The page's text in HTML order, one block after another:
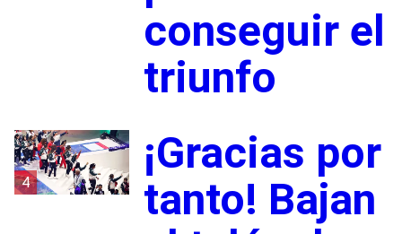
conseguir el
triunfo
4
¡Gracias por
tanto! Bajan